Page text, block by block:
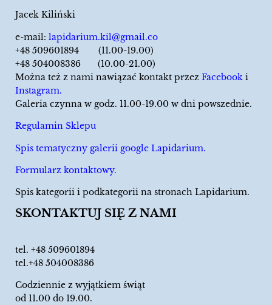
Jacek Kiliński
e-mail: lapidarium.kil@gmail.co
+48 509601894 (11.00-19.00)
+48 504008386 (10.00-21.00)
Można też z nami nawiązać kontakt przez Facebook i
Instagram.
Galeria czynna w godz. 11.00-19.00 w dni powszednie.
Regulamin Sklepu
Spis tematyczny galerii google Lapidarium.
Formularz kontaktowy.
Spis kategorii i podkategorii na stronach Lapidarium.
SKONTAKTUJ SIĘ Z NAMI
tel. +48 509601894
tel.+48 504008386
Codziennie z wyjątkiem świąt
od 11.00 do 19.00.